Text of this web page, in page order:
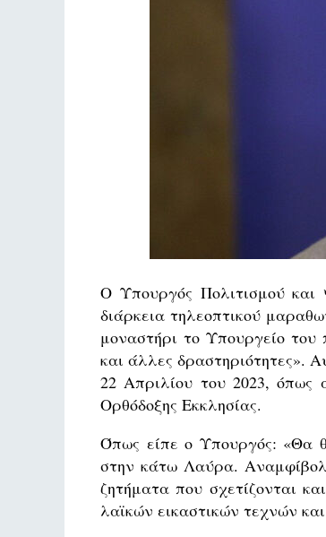
Ο Υπουργός Πολιτισμού και
διάρκεια τηλεοπτικού
μοναστήρι το Υπουργείο του
και άλλες δραστηριότητες».
22 Απριλίου του 2023, όπως
Ορθόδοξης Εκκλησίας.
Όπως είπε ο Υπουργός: «Θα
στην κάτω Λαύρα.
ζητήματα που σχετίζονται
λαϊκών εικαστικών τεχνών